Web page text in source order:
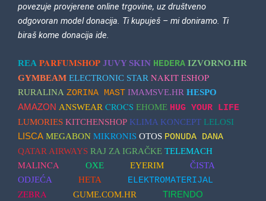
povezuje provjerene online trgovine, uz društveno
odgovoran model donacija. Ti kupuješ – mi doniramo. Ti
biraš kome donacija ide.
REA PARFUMSHOP JUVY SKIN HEDERA IZVORNO.HR
GYMBEAM ELECTRONIC STAR NAKIT ESHOP
RURALINA ZORINA MAST IMAMSVE.HR HESPO
AMAZON ANSWEAR CROCS EHOME HUG YOUR LIFE
LUMORIES KITCHENSHOP KLIMA KONCEPT LELOSI
LISCA MEGABON MIKRONIS OTOS PONUDA DANA
QATAR AIRWAYS RAJ ZA IGRAČKE TELEMACH
MALINCA OXE EYERIM
ČISTA
ODJEĆA
HETA ELEKTROMATERIJAL
ZEBRA GUME.COM.HR
TIRENDO